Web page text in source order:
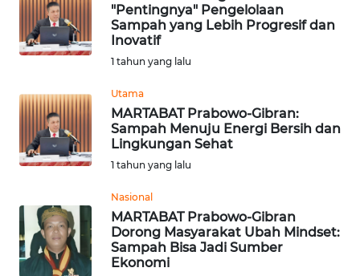
"Pentingnya" Pengelolaan
Sampah yang Lebih Progresif dan
Inovatif
1 tahun yang lalu
Utama
MARTABAT Prabowo-Gibran:
Sampah Menuju Energi Bersih dan
Lingkungan Sehat
1 tahun yang lalu
Nasional
MARTABAT Prabowo-Gibran
Dorong Masyarakat Ubah Mindset:
Sampah Bisa Jadi Sumber
Ekonomi
Wahana
News
WN
SUMUT
WN
JABAR